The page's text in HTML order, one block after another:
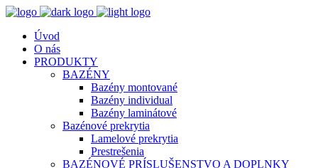
Úvod
O nás
PRODUKTY
BAZÉNY
Bazény montované
Bazény individual
Bazény laminátové
Bazénové prekrytia
Lamelové prekrytia
Prestrešenia
BAZÉNOVÉ PRÍSLUŠENSTVO A DOPLNKY